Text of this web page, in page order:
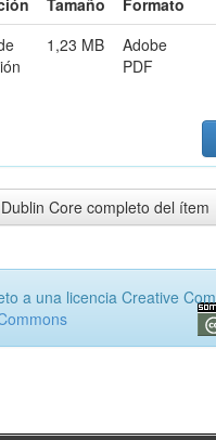
Tamaño
Formato
1,23 MB
Adobe
PDF
Core completo del ítem
a una licencia Creative